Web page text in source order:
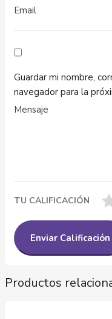
Guardar mi nombre,
navegador para la
TU CALIFICACIÓN
Productos